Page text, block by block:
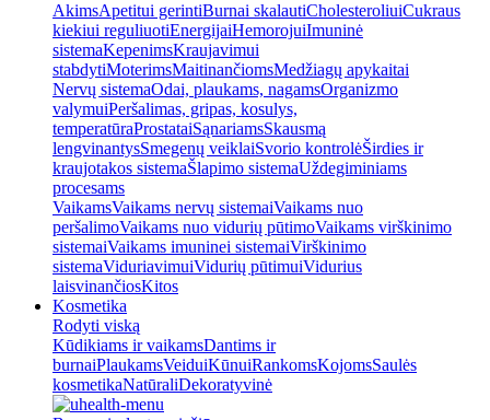
AkimsApetitui gerintiBurnai skalautiCholesteroliuiCukraus
kiekiui reguliuotiEnergijaiHemorojuiImuninė
sistemaKepenimsKraujavimui
stabdytiMoterimsMaitinančiomsMedžiagų apykaitai
Nervų sistemaOdai, plaukams, nagamsOrganizmo
valymuiPeršalimas, gripas, kosulys,
temperatūraProstataiSąnariamsSkausmą
lengvinantysSmegenų veiklaiSvorio kontrolėŠirdies ir
kraujotakos sistemaŠlapimo sistemaUždegiminiams
procesams
VaikamsVaikams nervų sistemaiVaikams nuo
peršalimoVaikams nuo vidurių pūtimoVaikams virškinimo
sistemaiVaikams imuninei sistemaiVirškinimo
sistemaViduriavimuiVidurių pūtimuiVidurius
laisvinančiosKitos
Kosmetika
Rodyti viską
Kūdikiams ir vaikamsDantims ir
burnaiPlaukamsVeiduiKūnuiRankomsKojomsSaulės
kosmetikaNatūraliDekoratyvinė